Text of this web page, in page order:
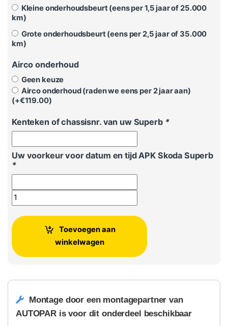
Kleine onderhoudsbeurt (eens per 1,5 jaar of 25.000
km)
Grote onderhoudsbeurt (eens per 2,5 jaar of 35.000
km)
Airco onderhoud
Geen keuze
Airco onderhoud (raden we eens per 2 jaar aan)
(+€119.00)
Kenteken of chassisnr. van uw Superb *
Uw voorkeur voor datum en tijd APK Skoda Superb
*
APK Keuring Skoda Superb icm met onderhoud aantal
Toevoegen aan
winkelwagen
Montage door een montagepartner van
AUTOPAR is voor dit onderdeel beschikbaar